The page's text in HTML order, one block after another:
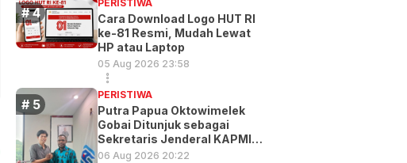
PERISTIWA
Cara Download Logo HUT RI
ke-81 Resmi, Mudah Lewat
HP atau Laptop
05 Aug 2026 23:58
PERISTIWA
Putra Papua Oktowimelek
Gobai Ditunjuk sebagai
Sekretaris Jenderal KAPMI
PT
06 Aug 2026 20:22